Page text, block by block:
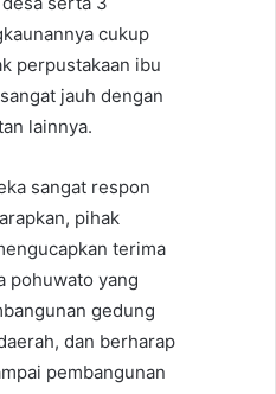
cukup
perpustakaan ibu
jauh dengan
lainnya.
sangat respon
pihak
terima
pohuwato yang
gedung
dan berharap
pembangunan